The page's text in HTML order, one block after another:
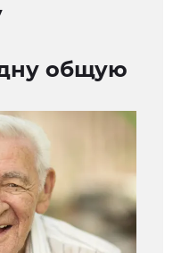
общую